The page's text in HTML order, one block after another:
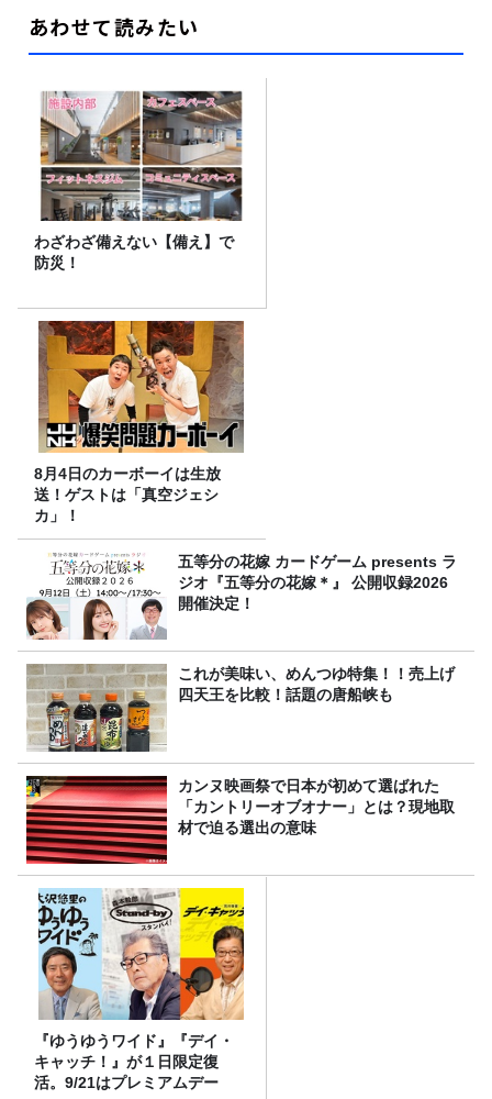
あわせて読みたい
わざわざ備えない【備え】で
防災！
8月4日のカーボーイは生放
送！ゲストは「真空ジェシ
カ」！
五等分の花嫁 カードゲーム presents ラ
ジオ『五等分の花嫁＊』 公開収録2026
開催決定！
これが美味い、めんつゆ特集！！売上げ
四天王を比較！話題の唐船峡も
カンヌ映画祭で日本が初めて選ばれた
「カントリーオブオナー」とは？現地取
材で迫る選出の意味
『ゆうゆうワイド』『デイ・
キャッチ！』が１日限定復
活。9/21はプレミアムデー